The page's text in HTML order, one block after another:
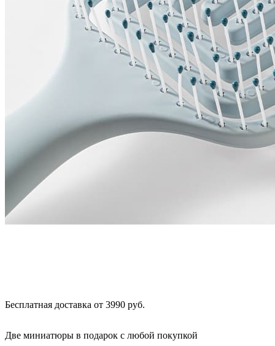
Бесплатная доставка от 3990 руб.
Две миниатюры в подарок с любой покупкой